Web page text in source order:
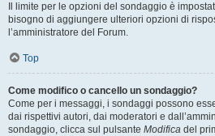
Il limite per le opzioni del sondaggio è
bisogno di aggiungere ulteriori opzioni di
l’amministratore del Forum.
Top
Come modifico o cancello un sondaggio?
Come per i messaggi, i sondaggi possono
dai rispettivi autori, dai moderatori e
sondaggio, clicca sul pulsante Modifica del